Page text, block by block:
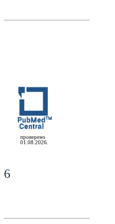
проверено
01.08.2026.
6